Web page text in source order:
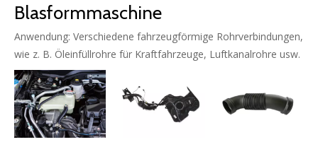
Blasformmaschine
Anwendung: Verschiedene fahrzeugförmige Rohrverbindungen,
wie z. B. Öleinfüllrohre für Kraftfahrzeuge, Luftkanalrohre usw.